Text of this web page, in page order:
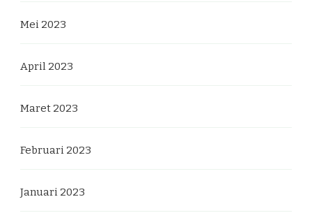
Mei 2023
April 2023
Maret 2023
Februari 2023
Januari 2023